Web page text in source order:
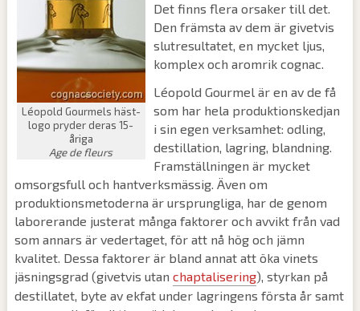
Léopold Gourmels häst-
logo pryder deras 15-
åriga
Age de fleurs
Det finns flera orsaker till det.
Den främsta av dem är givetvis
slutresultatet, en mycket ljus,
komplex och aromrik cognac.
Léopold Gourmel är en av de få
som har hela produktionskedjan
i sin egen verksamhet: odling,
destillation, lagring, blandning.
Framställningen är mycket
omsorgsfull och hantverksmässig. Även om
produktionsmetoderna är ursprungliga, har de genom
laborerande justerat många faktorer och avvikt från vad
som annars är vedertaget, för att nå hög och jämn
kvalitet. Dessa faktorer är bland annat att öka vinets
jäsningsgrad (givetvis utan chaptalisering), styrkan på
destillatet, byte av ekfat under lagringens första år samt